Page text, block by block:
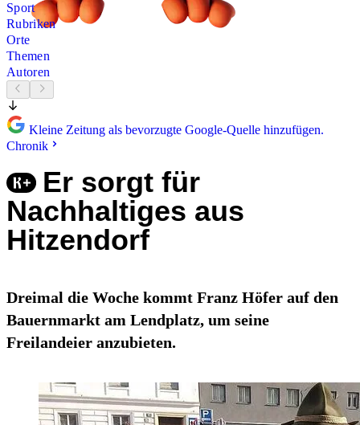
Sport
Rubriken
Orte
Themen
Autoren
Kleine Zeitung als bevorzugte Google-Quelle hinzufügen.
Chronik
Er sorgt für
Nachhaltiges aus
Hitzendorf
Dreimal die Woche kommt Franz Höfer auf den
Bauernmarkt am Lendplatz, um seine
Freilandeier anzubieten.